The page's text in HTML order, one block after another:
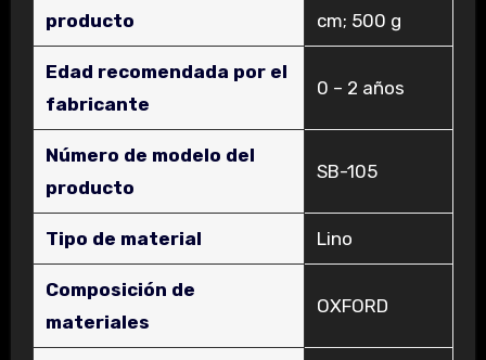
producto
cm; 500 g
Edad recomendada por el
fabricante
‎0 – 2 años
Número de modelo del
producto
‎SB-105
Tipo de material ‎Lino
Composición de
materiales
‎OXFORD